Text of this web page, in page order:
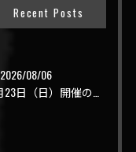
Recent Posts
2026/08/06